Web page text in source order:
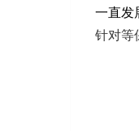
一直发
针对等